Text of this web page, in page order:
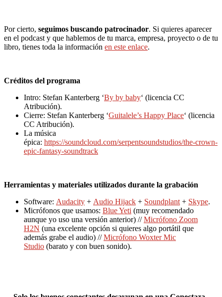
Por cierto, seguimos buscando patrocinador. Si quieres aparecer
en el podcast y que hablemos de tu marca, empresa, proyecto o de tu
libro, tienes toda la información en este enlace.
Créditos del programa
Intro: Stefan Kanterberg ‘By by baby‘ (licencia CC
Atribución).
Cierre: Stefan Kanterberg ‘Guitalele’s Happy Place‘ (licencia
CC Atribución).
La música
épica: https://soundcloud.com/serpentsoundstudios/the-crown-
epic-fantasy-soundtrack
Herramientas y materiales utilizados durante la grabación
Software: Audacity + Audio Hijack + Soundplant + Skype.
Micrófonos que usamos: Blue Yeti (muy recomendado
aunque yo uso una versión anterior) //Micrófono Zoom
H2N (una excelente opción si quieres algo portátil que
además grabe el audio) //Micrófono Woxter Mic
Studio (barato y con buen sonido).